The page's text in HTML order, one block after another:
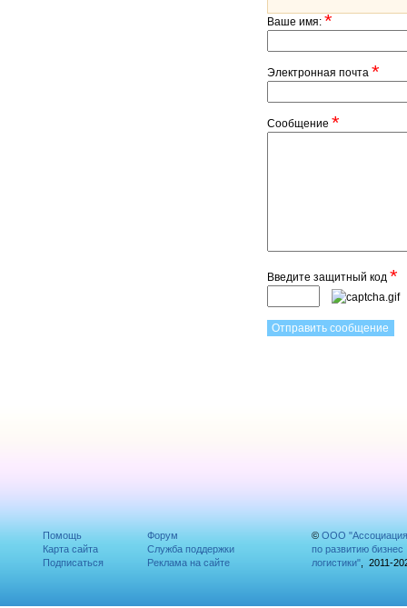
Ваше имя:*
Электронная почта *
Сообщение *
Введите защитный код *
Помощь
Карта сайта
Подписаться
Форум
Служба поддержки
Реклама на сайте
© ООО "Ассоциация
по развитию бизнес
логистики", 2011-